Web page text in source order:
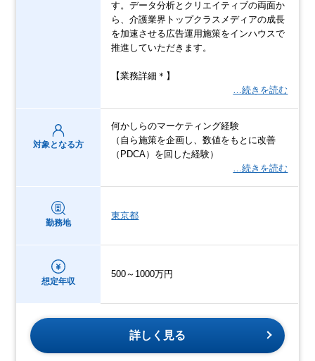
す。データ分析とクリエイティブの両面か
ら、介護業界トップクラスメディアの成長
を加速させる広告運用施策をインハウスで
推進していただきます。
【業務詳細＊】
…続きを読む
対象となる方
何かしらのマーケティング経験
（自ら施策を企画し、数値をもとに改善
（PDCA）を回した経験）
…続きを読む
勤務地
東京都
想定年収
500～1000万円
詳しく見る